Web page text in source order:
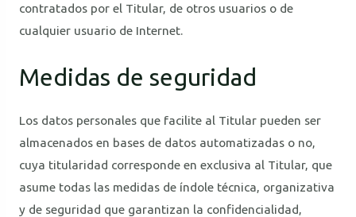
contratados por el Titular, de otros usuarios o de
cualquier usuario de Internet.
Medidas de seguridad
Los datos personales que facilite al Titular pueden ser
almacenados en bases de datos automatizadas o no,
cuya titularidad corresponde en exclusiva al Titular, que
asume todas las medidas de índole técnica, organizativa
y de seguridad que garantizan la confidencialidad,